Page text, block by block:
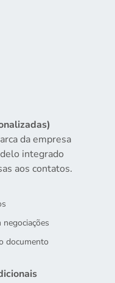
da empresa
integrado
aos contatos.
documento